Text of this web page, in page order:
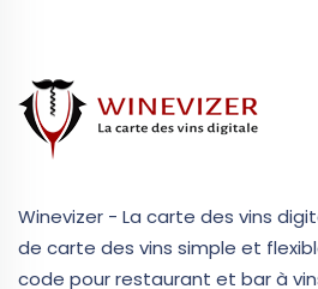
Winevizer - La carte des vins
de carte des vins simple et
code pour restaurant et bar à